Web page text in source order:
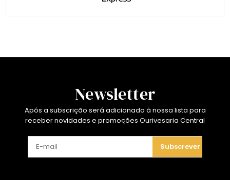
Newsletter
Após a subscrição será adicionado à nossa lista para
receber novidades e promoções Ourivesaria Central
Subscrever